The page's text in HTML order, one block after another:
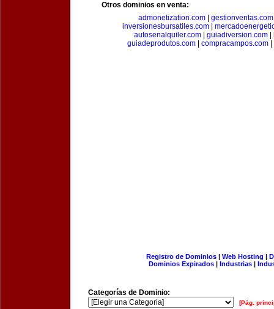
Otros dominios en venta:
admonetization.com| gestionventas.com
inversionesbursatiles.com|
autosenalquiler.com| guiadiversion.com|
guiadeprodutos.com| compracampos.com|
Registro de Dominios| Web Hosting |
Dominios Expirados | Industrias |
Categorías de Dominio:
[Pág.